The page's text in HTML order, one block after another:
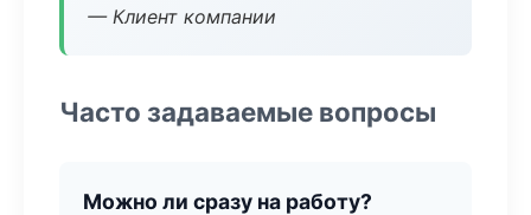
— Клиент компании
Часто задаваемые вопросы
Можно ли сразу на работу?